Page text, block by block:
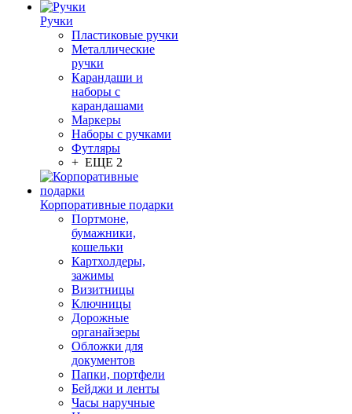
Ручки
Пластиковые ручки
Металлические
ручки
Карандаши и
наборы с
карандашами
Маркеры
Наборы с ручками
Футляры
+ ЕЩЕ 2
Корпоративные подарки
Портмоне,
бумажники,
кошельки
Картхолдеры,
зажимы
Визитницы
Ключницы
Дорожные
органайзеры
Обложки для
документов
Папки, портфели
Бейджи и ленты
Часы наручные